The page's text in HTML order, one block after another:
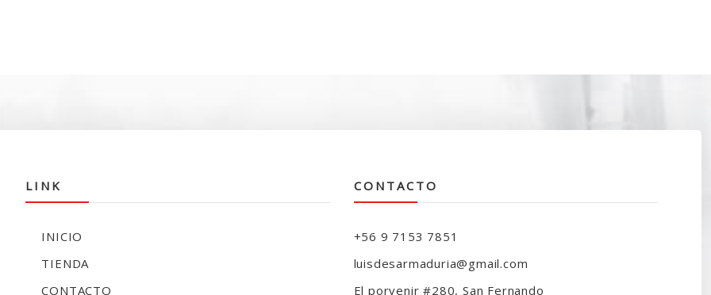
LINK
INICIO
TIENDA
CONTACTO
CONTACTO
+56 9 7153 7851
luisdesarmaduria@gmail.com
El porvenir #280, San Fernando